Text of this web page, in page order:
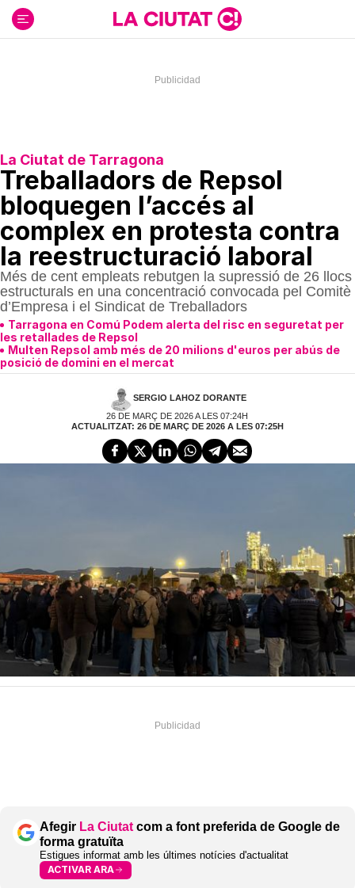
contenido
La Ciutat de Tarragona
Treballadors de Repsol
bloquegen l’accés al
complex en protesta contra
la reestructuració laboral
Més de cent empleats rebutgen la supressió de 26 llocs
estructurals en una concentració convocada pel Comitè
d’Empresa i el Sindicat de Treballadors
Tarragona en Comú Podem alerta del risc en seguretat per
les retallades de Repsol
Multen Repsol amb més de 20 milions d'euros per abús de
posició de domini en el mercat
SERGIO LAHOZ DORANTE
26 DE MARÇ DE 2026 A LES 07:24H
ACTUALITZAT: 26 DE MARÇ DE 2026 A LES 07:25H
Afegir La Ciutat com a font preferida de Google de
forma gratuïta
Estigues informat amb les últimes notícies d'actualitat
ACTIVAR ARA